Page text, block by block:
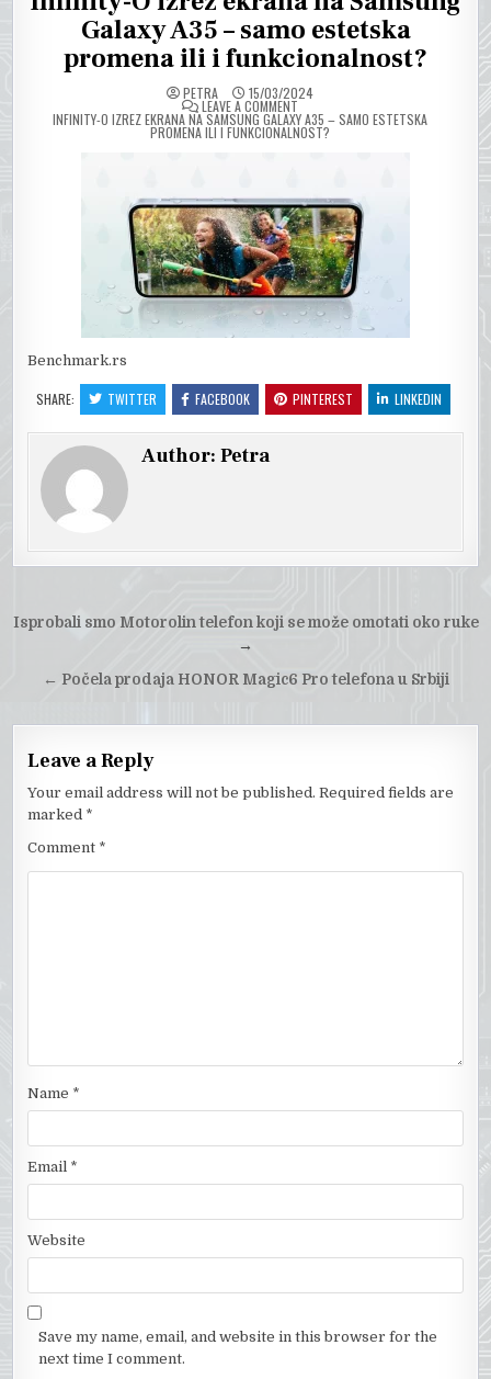
Galaxy A35 – samo estetska
promena ili i funkcionalnost?
PETRA 15/03/2024
LEAVE A COMMENTON
INFINITY-O IZREZ EKRANA NA SAMSUNG GALAXY A35 – SAMO ESTETSKA
PROMENA ILI I FUNKCIONALNOST?
Benchmark.rs
SHARE: TWITTER FACEBOOK PINTEREST LINKEDIN
Author:Petra
Post
Isprobali smo Motorolin telefon koji se može omotati oko ruke
→
← Počela prodaja HONOR Magic6 Pro telefona u Srbiji
Leave a Reply
Your email address will not be published. Required fields are
marked *
Comment *
Name *
Email *
Website
Save my name, email, and website in this browser for the
next time I comment.